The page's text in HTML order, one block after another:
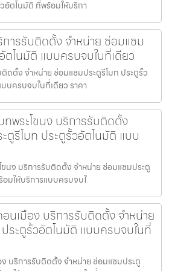
อัตโนมัติ ที่พร้อมให้บริกา
ารรับติดตั้ง จำหน่าย ซ่อมแซม
ตโนมัติ แบบครบจบในที่เดียว
ดตั้ง จำหน่าย ซ่อมแซมประตูรีโมท ประตูรั้ว
บครบจบในที่เดียว ราคา
พระโขนง บริการรับติดตั้ง
ตูรีโมท ประตูรั้วอัตโนมัติ แบบ
นง บริการรับติดตั้ง จำหน่าย ซ่อมแซมประตู
มให้บริการแบบครบจบใ
นเมือง บริการรับติดตั้ง จำหน่าย
ระตูรั้วอัตโนมัติ แบบครบจบในที่
บริการรับติดตั้ง จำหน่าย ซ่อมแซมประตู